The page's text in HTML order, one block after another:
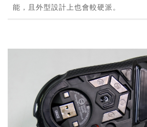
能，且外型設計上也會較硬派。